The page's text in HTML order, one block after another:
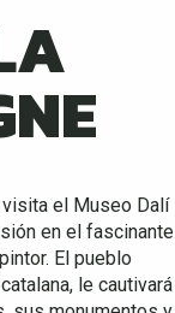
el Museo Dalí
en el fascinante
El pueblo
le cautivará